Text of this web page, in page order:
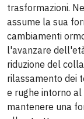
trasformazioni.
assume la sua
cambiamenti
l'avanzare
riduzione del
rilassamento dei
e rughe intorno
mantenere una